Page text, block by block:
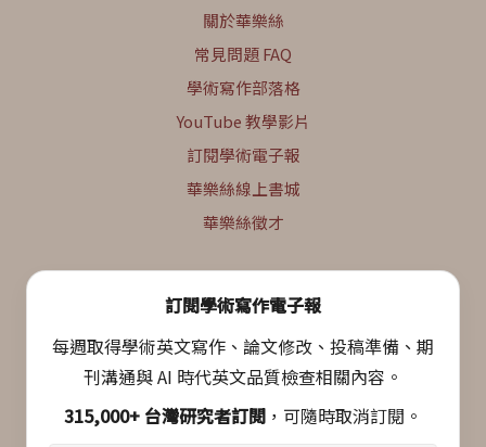
關於華樂絲
常見問題 FAQ
學術寫作部落格
YouTube 教學影片
訂閱學術電子報
華樂絲線上書城
華樂絲徵才
訂閱學術寫作電子報
每週取得學術英文寫作、論文修改、投稿準備、期
刊溝通與 AI 時代英文品質檢查相關內容。
315,000+ 台灣研究者訂閱 ，可隨時取消訂閱。